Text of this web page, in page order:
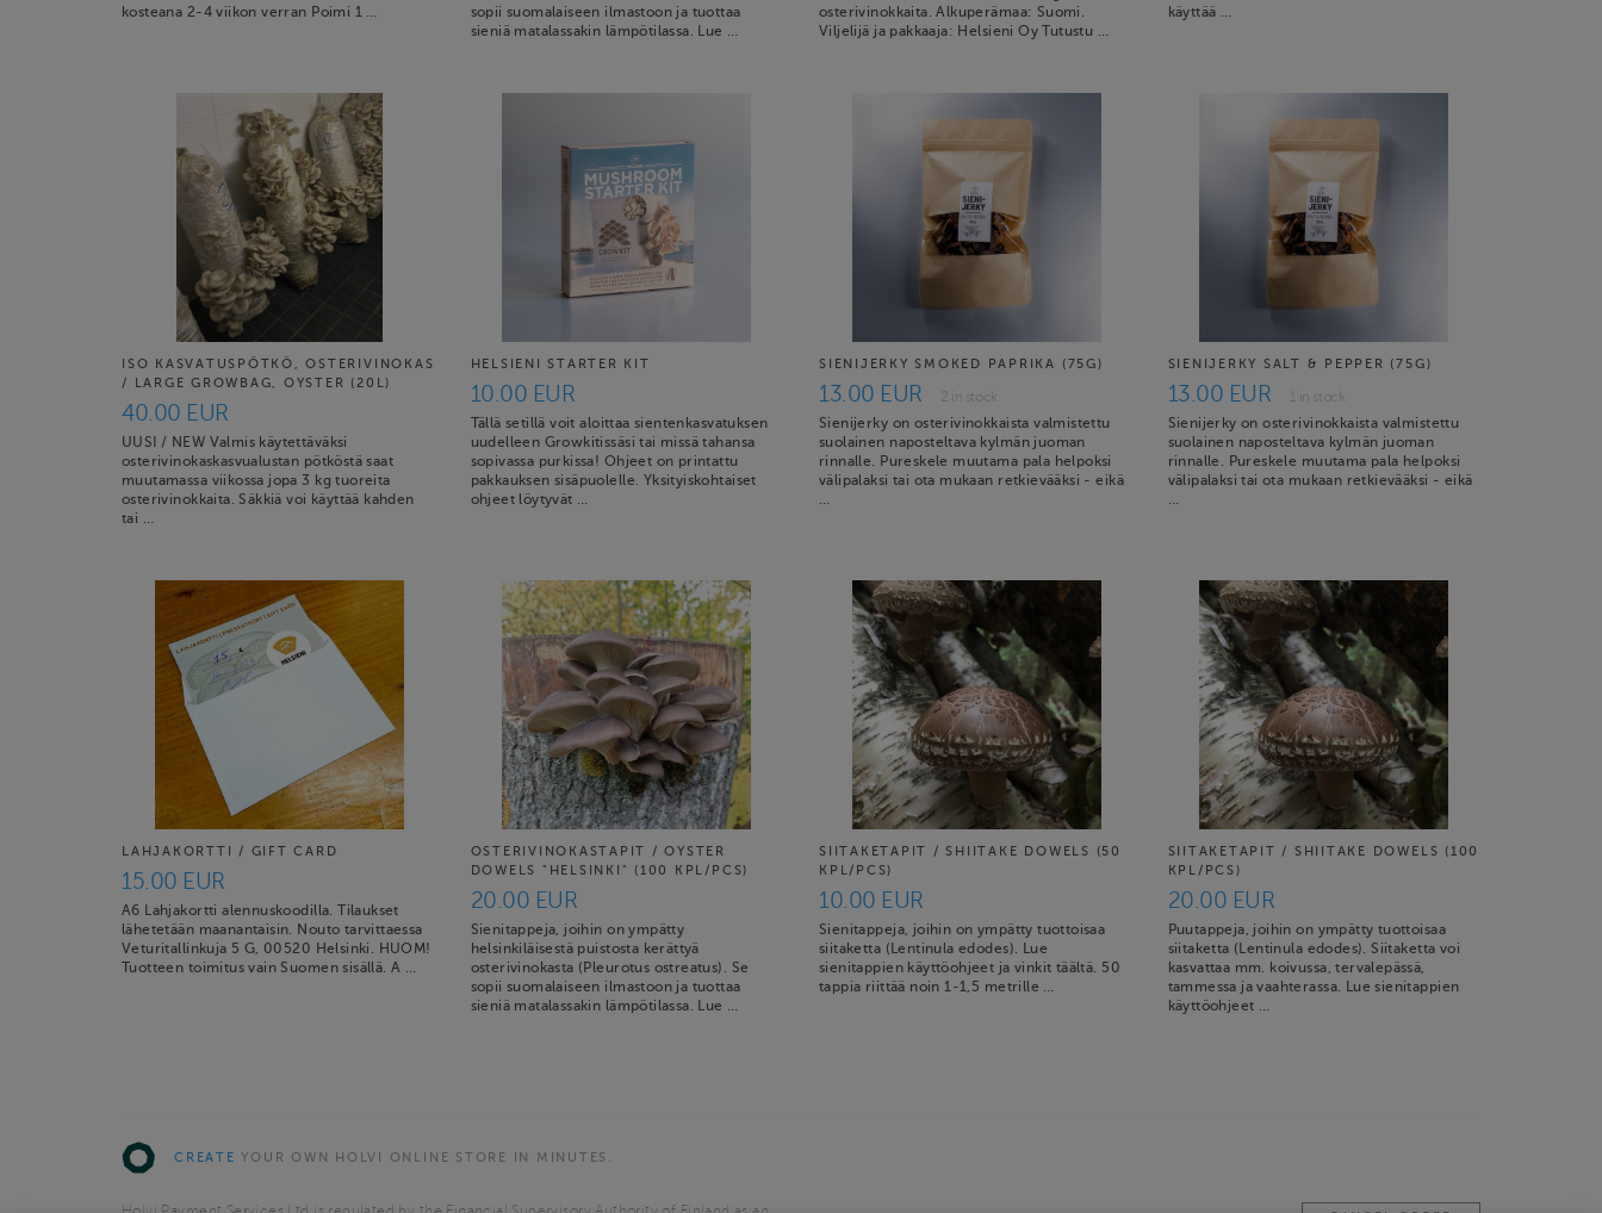
kosteana 2-4 viikon verran Poimi 1 …
sopii suomalaiseen ilmastoon ja tuottaa
sieniä matalassakin lämpötilassa. Lue …
osterivinokkaita. Alkuperämaa: Suomi.
Viljelijä ja pakkaaja: Helsieni Oy Tutustu …
käyttää …
ISO KASVATUSPÖTKÖ, OSTERIVINOKAS
/ LARGE GROWBAG, OYSTER (20L)
40.00 EUR
UUSI / NEW Valmis käytettäväksi
osterivinokaskasvualustan pötköstä saat
muutamassa viikossa jopa 3 kg tuoreita
osterivinokkaita. Säkkiä voi käyttää kahden
tai …
HELSIENI STARTER KIT
10.00 EUR
Tällä setillä voit aloittaa sientenkasvatuksen
uudelleen Growkitissäsi tai missä tahansa
sopivassa purkissa! Ohjeet on printattu
pakkauksen sisäpuolelle. Yksityiskohtaiset
ohjeet löytyvät …
SIENIJERKY SMOKED PAPRIKA (75G)
13.00 EUR 2 in stock
Sienijerky on osterivinokkaista valmistettu
suolainen naposteltava kylmän juoman
rinnalle. Pureskele muutama pala helpoksi
välipalaksi tai ota mukaan retkievääksi - eikä
…
SIENIJERKY SALT & PEPPER (75G)
13.00 EUR 1 in stock
Sienijerky on osterivinokkaista valmistettu
suolainen naposteltava kylmän juoman
rinnalle. Pureskele muutama pala helpoksi
välipalaksi tai ota mukaan retkievääksi - eikä
…
LAHJAKORTTI / GIFT CARD
15.00 EUR
A6 Lahjakortti alennuskoodilla. Tilaukset
lähetetään maanantaisin. Nouto tarvittaessa
Veturitallinkuja 5 G, 00520 Helsinki. HUOM!
Tuotteen toimitus vain Suomen sisällä. A …
OSTERIVINOKASTAPIT / OYSTER
DOWELS "HELSINKI" (100 KPL/PCS)
20.00 EUR
Sienitappeja, joihin on ympätty
helsinkiläisestä puistosta kerättyä
osterivinokasta (Pleurotus ostreatus). Se
sopii suomalaiseen ilmastoon ja tuottaa
sieniä matalassakin lämpötilassa. Lue …
SIITAKETAPIT / SHIITAKE DOWELS (50
KPL/PCS)
10.00 EUR
Sienitappeja, joihin on ympätty tuottoisaa
siitaketta (Lentinula edodes). Lue
sienitappien käyttöohjeet ja vinkit täältä. 50
tappia riittää noin 1-1,5 metrille …
SIITAKETAPIT / SHIITAKE DOWELS (100
KPL/PCS)
20.00 EUR
Puutappeja, joihin on ympätty tuottoisaa
siitaketta (Lentinula edodes). Siitaketta voi
kasvattaa mm. koivussa, tervalepässä,
tammessa ja vaahterassa. Lue sienitappien
käyttöohjeet …
CREATE YOUR OWN HOLVI ONLINE STORE IN MINUTES.